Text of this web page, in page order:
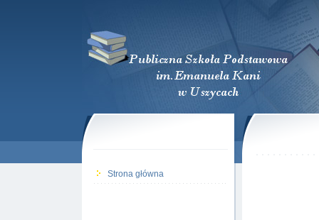
Strona główna